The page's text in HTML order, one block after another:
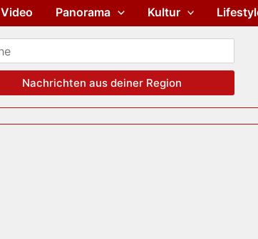
Video Panorama Kultur
Nachrichten aus deiner Region